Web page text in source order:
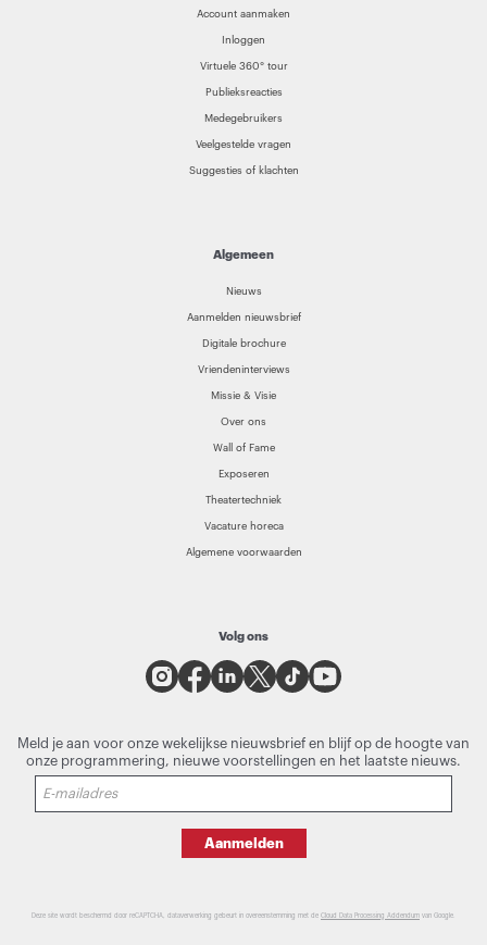
Account aanmaken
Inloggen
Virtuele 360° tour
Publieksreacties
Medegebruikers
Veelgestelde vragen
Suggesties of klachten
Algemeen
Nieuws
Aanmelden nieuwsbrief
Digitale brochure
Vriendeninterviews
Missie & Visie
Over ons
Wall of Fame
Exposeren
Theatertechniek
Vacature horeca
Algemene voorwaarden
Volg ons
Meld je aan voor onze wekelijkse nieuwsbrief en blijf op de hoogte van
onze programmering, nieuwe voorstellingen en het laatste nieuws.
Aanmelden
Deze site wordt beschermd door reCAPTCHA, dataverwerking gebeurt in overeenstemming met de Cloud Data Processing Addendum van Google.